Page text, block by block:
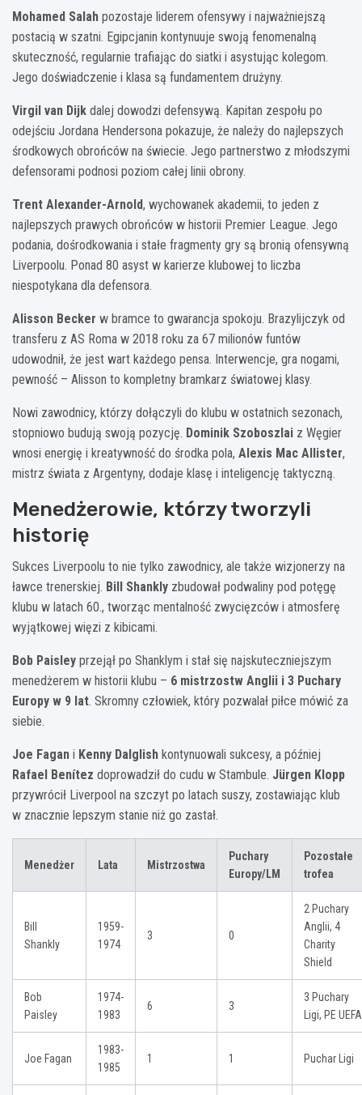
Mohamed Salah pozostaje liderem ofensywy i najważniejszą
postacią w szatni. Egipcjanin kontynuuje swoją fenomenalną
skuteczność, regularnie trafiając do siatki i asystując kolegom.
Jego doświadczenie i klasa są fundamentem drużyny.
Virgil van Dijk dalej dowodzi defensywą. Kapitan zespołu po
odejściu Jordana Hendersona pokazuje, że należy do najlepszych
środkowych obrońców na świecie. Jego partnerstwo z młodszymi
defensorami podnosi poziom całej linii obrony.
Trent Alexander-Arnold, wychowanek akademii, to jeden z
najlepszych prawych obrońców w historii Premier League. Jego
podania, dośrodkowania i stałe fragmenty gry są bronią ofensywną
Liverpoolu. Ponad 80 asyst w karierze klubowej to liczba
niespotykana dla defensora.
Alisson Becker w bramce to gwarancja spokoju. Brazylijczyk od
transferu z AS Roma w 2018 roku za 67 milionów funtów
udowodnił, że jest wart każdego pensa. Interwencje, gra nogami,
pewność – Alisson to kompletny bramkarz światowej klasy.
Nowi zawodnicy, którzy dołączyli do klubu w ostatnich sezonach,
stopniowo budują swoją pozycję. Dominik Szoboszlai z Węgier
wnosi energię i kreatywność do środka pola, Alexis Mac Allister,
mistrz świata z Argentyny, dodaje klasę i inteligencję taktyczną.
Menedżerowie, którzy tworzyli
historię
Sukces Liverpoolu to nie tylko zawodnicy, ale także wizjonerzy na
ławce trenerskiej. Bill Shankly zbudował podwaliny pod potęgę
klubu w latach 60., tworząc mentalność zwycięzców i atmosferę
wyjątkowej więzi z kibicami.
Bob Paisley przejął po Shanklym i stał się najskuteczniejszym
menedżerem w historii klubu – 6 mistrzostw Anglii i 3 Puchary
Europy w 9 lat. Skromny człowiek, który pozwalał piłce mówić za
siebie.
Joe Fagan i Kenny Dalglish kontynuowali sukcesy, a później
Rafael Benítez doprowadził do cudu w Stambule. Jürgen Klopp
przywrócił Liverpool na szczyt po latach suszy, zostawiając klub
w znacznie lepszym stanie niż go zastał.
Menedżer Lata Mistrzostwa
Puchary
Europy/LM
Pozostałe
trofea
Bill
Shankly
1959-
1974
3 0
2 Puchary
Anglii, 4
Charity
Shield
Bob
Paisley
1974-
1983
6 3
3 Puchary
Ligi, PE UEFA
Joe Fagan
1983-
1985
1 1 Puchar Ligi